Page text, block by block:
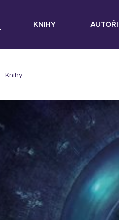
KNIHY AUTOŘI
Knihy